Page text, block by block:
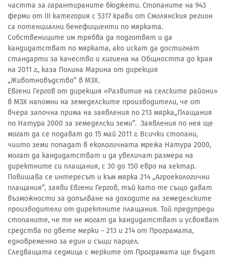
частта за гарантираните бюджети. Стопаните на 943
ферми от ІІІ категория с 5317 крави от Смолянския регион
са потенциални бенефициенти по мярката.
Собствениците им трябва да подготвят и да
кандидатстват по мярката, ако искат да достигнат
стандарти за качество и хигиена на Общността до края
на 2011 г., каза Полина Марина от дирекция
„Животновъдство” в МЗХ.
Евгени Гергов от дирекция «Развитие на селските райони»
в МЗХ напомни на земеделските производители, че от
вчера започна прима на заявления по 213 мярка„Плащания
по Натура 2000 за земеделски земи”. Заявления по нея ще
могат да се подават до 15 май 2011 г. Всички стопани,
чиито земи попадат в екологичната мрежа Натура 2000,
могат да кандидатстват и да увеличат размера на
директните си плащания, с 30 до 150 евро на хектар.
Повишава се интересът и към мярка 214 „Агроекологични
плащания”, заяви Евгени Гергов, тъй като те също дават
възможности за допълване на доходите на земеделските
производители от директните плащания. Той предупреди
стопаните, че те не могат да кандидатстват и усвояват
средства по двете мерки – 213 и 214 от Програмата,
едновременно за един и същи парцел.
Следващата седмица с мерките от Програмата ще бъдат